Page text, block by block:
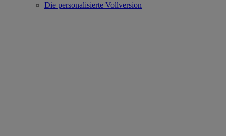
Die personalisierte Vollversion